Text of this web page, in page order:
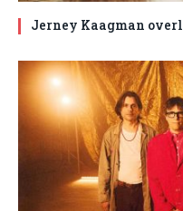
Jerney Kaagman